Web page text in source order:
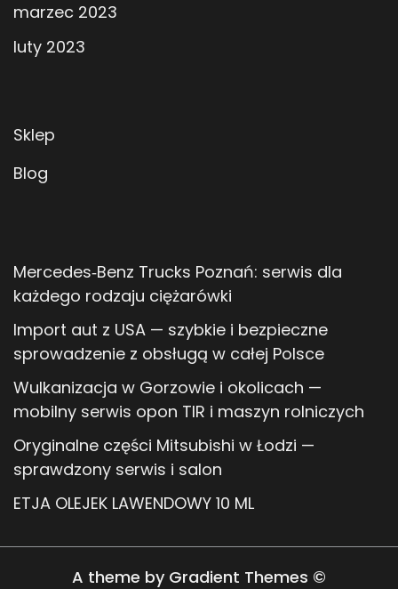
marzec 2023
luty 2023
Sklep
Blog
Mercedes‑Benz Trucks Poznań: serwis dla
każdego rodzaju ciężarówki
Import aut z USA — szybkie i bezpieczne
sprowadzenie z obsługą w całej Polsce
Wulkanizacja w Gorzowie i okolicach —
mobilny serwis opon TIR i maszyn rolniczych
Oryginalne części Mitsubishi w Łodzi —
sprawdzony serwis i salon
ETJA OLEJEK LAWENDOWY 10 ML
A theme by Gradient Themes ©